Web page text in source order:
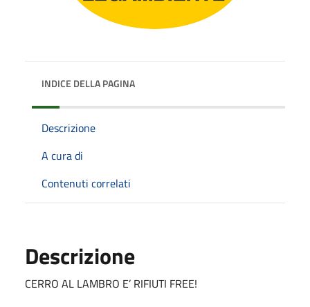
INDICE DELLA PAGINA
Descrizione
A cura di
Contenuti correlati
Descrizione
CERRO AL LAMBRO E’ RIFIUTI FREE!